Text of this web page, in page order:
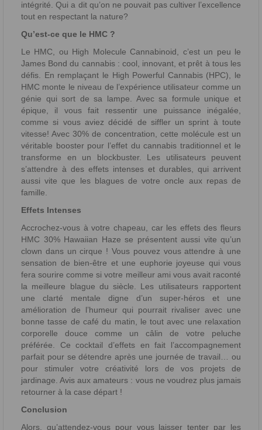
intégrité. Qui a dit qu’on ne pouvait pas cultiver l’excellence
tout en respectant la nature?
Qu’est-ce que le HMC ?
Le HMC, ou High Molecule Cannabinoid, c’est un peu le
James Bond du cannabis : cool, innovant, et prêt à tous les
défis. En remplaçant le High Powerful Cannabis (HPC), le
HMC monte le niveau de l’expérience utilisateur comme un
génie qui sort de sa lampe. Avec sa formule unique et
épique, il vous fait ressentir une puissance inégalée,
comme si vous aviez décidé de siffler un sprint à toute
vitesse! Avec 30% de concentration, cette molécule est un
véritable booster pour l’effet du cannabis traditionnel et le
transforme en un blockbuster. Les utilisateurs peuvent
s’attendre à des effets intenses et durables, qui arrivent
aussi vite que les blagues de votre oncle aux repas de
famille.
Effets Intenses
Accrochez-vous à votre chapeau, car les effets des fleurs
HMC 30% Hawaiian Haze se présentent aussi vite qu’un
clown dans un cirque ! Vous pouvez vous attendre à une
sensation de bien-être et une euphorie joyeuse qui vous
fera sourire comme si votre meilleur ami vous avait raconté
la meilleure blague du siècle. Les utilisateurs rapportent
une clarté mentale digne d’un super-héros et une
amélioration de l’humeur qui pourrait rivaliser avec une
bonne tasse de café du matin, le tout avec une relaxation
corporelle douce comme un câlin de votre peluche
préférée. Ce cocktail d’effets en fait l’accompagnement
parfait pour se détendre après une journée de travail… ou
pour stimuler votre créativité lors de vos projets de
jardinage. Avis aux amateurs : vous ne voudrez plus jamais
retourner à la case départ !
Conclusion
Alors, qu’attendez-vous pour vous laisser tenter par les